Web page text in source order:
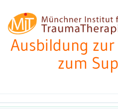
Inhalt
springen
MIT
–
Münchner
Ausbildung
zum